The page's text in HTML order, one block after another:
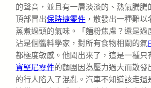
的聲音，並且有一層淡淡的、熱氣騰騰
頂部冒出保時捷零件 ，散發出一種難
蒸煮過頭的氣味。「麵粉焦慮？還是過
沾是個醬料學家，對所有食物相關的氣
都極度敏感。他聞出來了，這是一種只
寶堅尼零件的麵團因為壓力過大而散發
的行人陷入了混亂。汽車不知道該走還